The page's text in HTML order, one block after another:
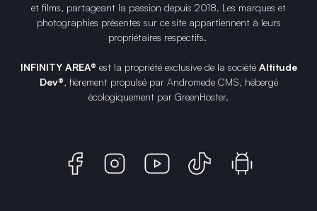
et films, partageant la passion depuis 2018. Les marques et
photographies présentes sur ce site appartiennent à leurs
propriétaires respectifs.
INFINITY AREA® est la propriété exclusive de la société Altitude
Dev®, fièrement propulsé par Andromede CMS, hébergé
écologiquement par GreenHoster.